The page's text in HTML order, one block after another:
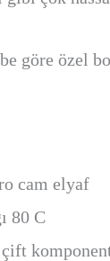
göre özel
cam elyaf
80 C
çift